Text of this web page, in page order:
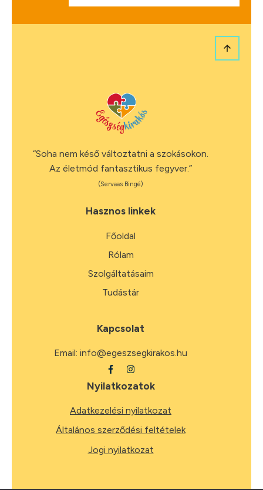
“Soha nem késő változtatni a szokásokon.
Az életmód fantasztikus fegyver.”
(Servaas Bingé)
Hasznos linkek
Főoldal
Rólam
Szolgáltatásaim
Tudástár
Kapcsolat
Email: info@egeszsegkirakos.hu
Nyilatkozatok
Adatkezelési nyilatkozat
Általános szerződési feltételek
Jogi nyilatkozat